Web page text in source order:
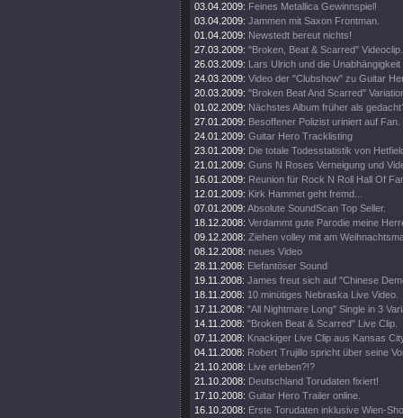
03.04.2009: Feines Metallica Gewinnspiel!
03.04.2009: Jammen mit Saxon Frontman.
01.04.2009: Newstedt bereut nichts!
27.03.2009: "Broken, Beat & Scarred" Videoclip.
26.03.2009: Lars Ulrich und die Unabhängigkeit
24.03.2009: Video der "Clubshow" zu Guitar
20.03.2009: "Broken Beat And Scarred"
01.02.2009: Nächstes Album früher als
27.01.2009: Besoffener Polizist uriniert auf Fan.
24.01.2009: Guitar Hero Tracklisting
23.01.2009: Die totale Todesstatistik von
21.01.2009: Guns N Roses Verneigung und
16.01.2009: Reunion für Rock N Roll Hall Of
12.01.2009: Kirk Hammet geht fremd...
07.01.2009: Absolute SoundScan Top Seller.
18.12.2008: Verdammt gute Parodie meine
09.12.2008: Ziehen volley mit am
08.12.2008: neues Video
28.11.2008: Elefantöser Sound
19.11.2008: James freut sich auf "Chinese
18.11.2008: 10 minütiges Nebraska Live Video.
17.11.2008: "All Nightmare Long" Single in 3
14.11.2008: "Broken Beat & Scarred" Live Clip.
07.11.2008: Knackiger Live Clip aus Kansas
04.11.2008: Robert Trujillo spricht über seine
21.10.2008: Live erleben?!?
21.10.2008: Deutschland Torudaten fixiert!
17.10.2008: Guitar Hero Trailer online.
16.10.2008: Erste Torudaten inklusive Wien-